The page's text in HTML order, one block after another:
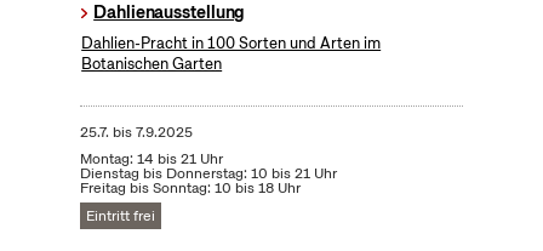
Dahlienausstellung
Dahlien-Pracht in 100 Sorten und Arten im
Botanischen Garten
25.7. bis7.9.2025
Montag: 14 bis 21 Uhr
Dienstag bis Donnerstag: 10 bis 21 Uhr
Freitag bis Sonntag: 10 bis 18 Uhr
Eintritt frei